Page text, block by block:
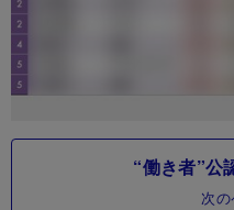
“働き者”公
次